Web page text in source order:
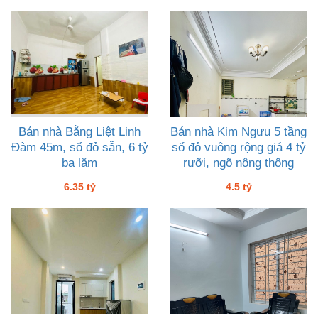
Bán nhà Bằng Liệt Linh
Đàm 45m, sổ đỏ sẵn, 6 tỷ
ba lăm
6.35 tỷ
Bán nhà Kim Ngưu 5 tầng
sổ đỏ vuông rộng giá 4 tỷ
rưỡi, ngõ nông thông
4.5 tỷ